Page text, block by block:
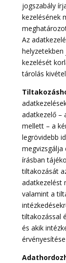
jogszabály
kezelésének
Az
kezelését
tárolás
adatkezelő –
mellett – a
legrövidebb
megvizsgálja
írásban
tiltakozását
adatkezelést
valamint a
tiltakozással
és akik